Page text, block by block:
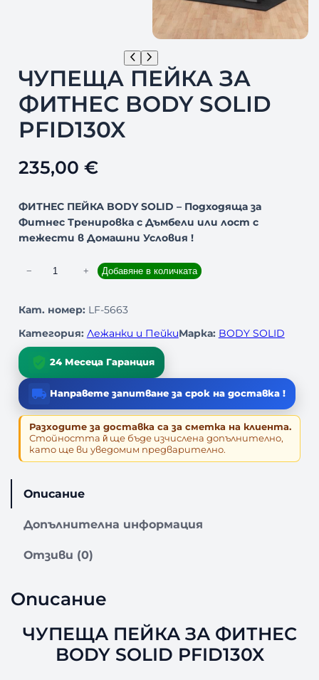
ЧУПЕЩА ПЕЙКА ЗА
ФИТНЕС BODY SOLID
PFID130X
235,00 €
ФИТНЕС ПЕЙКА BODY SOLID – Подходяща за
Фитнес Тренировка с Дъмбели или лост с
тежести в Домашни Условия !
л
ч
е
с
т
в
о
Ч
П
Щ
П
К
З
− + Добавяне в количката
Кат. номер: LF-5663
Категория: Лежанки и ПейкиМарка: BODY SOLID
24 Месеца Гаранция
Направете запитване за срок на доставка !
Разходите за доставка са за сметка на клиента.
Стойността й̆ ще бъде изчислена допълнително,
като ще ви уведомим предварително.
Описание
Допълнителна информация
Отзиви (0)
Описание
ЧУПЕЩА ПЕЙКА ЗА ФИТНЕС
BODY SOLID PFID130X